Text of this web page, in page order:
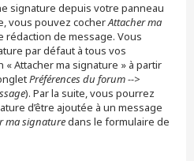
signature depuis votre panneau
vous pouvez cocherAttacher ma
rédaction de message. Vous
par défaut à tous vos
« Attacher ma signature » à partir
Préférences du forum -->
). Par la suite, vous pourrez
d’être ajoutée à un message
ma signaturedans le formulaire de